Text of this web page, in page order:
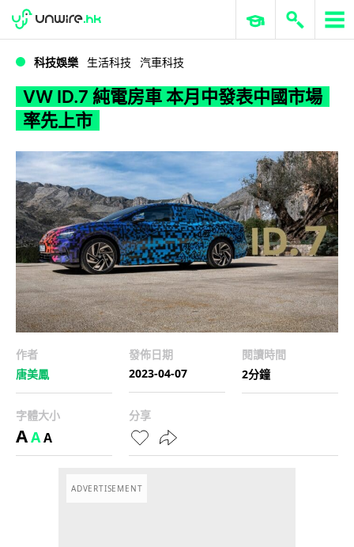
WWDC 2026 ERP 與商業 AI
科技娛樂 生活科技 汽車科技
VW ID.7 純電房車 本月中發表中國市場
率先上市
作者
唐美鳳
發佈日期
2023-04-07
閱讀時間
2分鐘
字體大小
AAA
分享
ADVERTISEMENT